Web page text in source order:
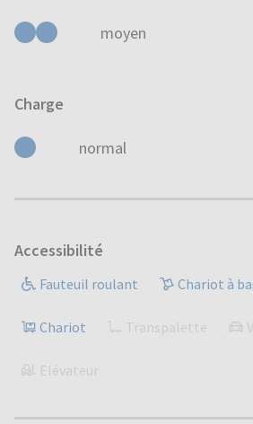
moyen
Charge
normal
Accessibilité
Fauteuil roulant Chariot à
Chariot Transpalette
Elévateur